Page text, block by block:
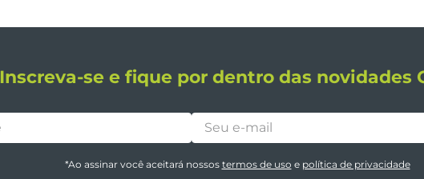
Inscreva-se e fique por dentro das novidades
*Ao assinar você aceitará nossos termos de uso e política de privacidade